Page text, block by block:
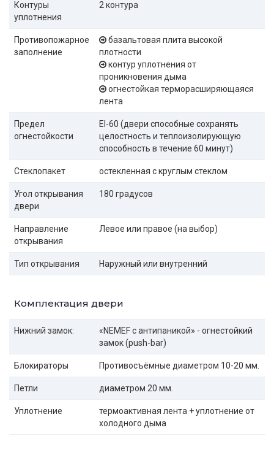
Контуры
уплотнения
2 контура
Противопожарное
заполнение
базальтовая плита высокой
плотности
контур уплотнения от
проникновения дыма
огнестойкая терморасширяющаяся
лента
Предел
огнестойкости
EI-60 (двери способные сохранять
целостность и теплоизолирующую
способность в течение 60 минут)
Стеклопакет остекленная с круглым стеклом
Угол открывания
двери
180 градусов
Направление
открывания
Левое или правое (на выбор)
Тип открывания Наружный или внутренний
Комплектация двери
Нижний замок:
«NEMEF с антипаникой» - огнестойкий
замок (push-bar)
Блокираторы Противосъёмные диаметром 10-20 мм.
Петли диаметром 20 мм.
Уплотнение
термоактивная лента + уплотнение от
холодного дыма